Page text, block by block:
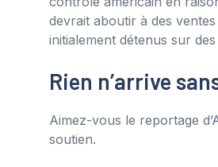
devrait aboutir à des
initialement détenus sur
Rien n’arrive
Aimez-vous le reportage
soutien.